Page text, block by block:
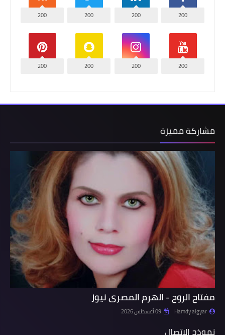
200
200
200
200
200
200
200
200
مشاركة مميزة
مفتاح الروح - الهرم المصرى نيوز
Hamdy algyar 09 أغسطس 2026